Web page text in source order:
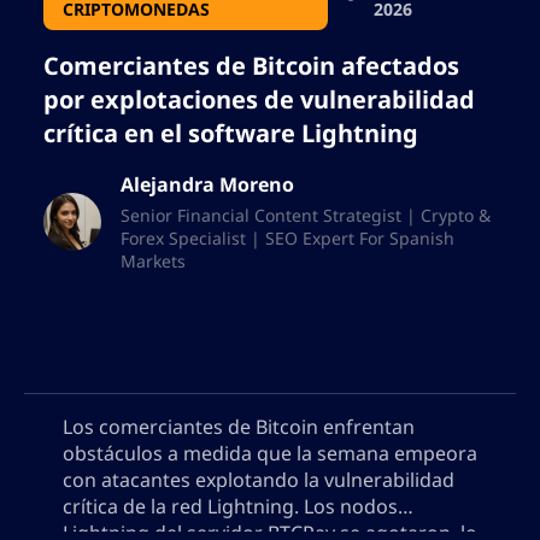
CRIPTOMONEDAS 2026
Comerciantes de Bitcoin afectados
por explotaciones de vulnerabilidad
crítica en el software Lightning
Alejandra Moreno
Senior Financial Content Strategist | Crypto &
Forex Specialist | SEO Expert For Spanish
Markets
Los comerciantes de Bitcoin enfrentan
obstáculos a medida que la semana empeora
con atacantes explotando la vulnerabilidad
crítica de la red Lightning. Los nodos
Lightning del servidor BTCPay se agotaron, lo